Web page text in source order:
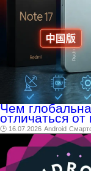
Чем
отличаться
🕑 16.07.2026 Android